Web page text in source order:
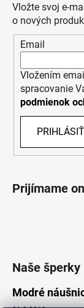
Vložte svoj e-
o nových
Email
Vložením
spracovanie
podmienok
Prijímame
Naše šperky
Modré